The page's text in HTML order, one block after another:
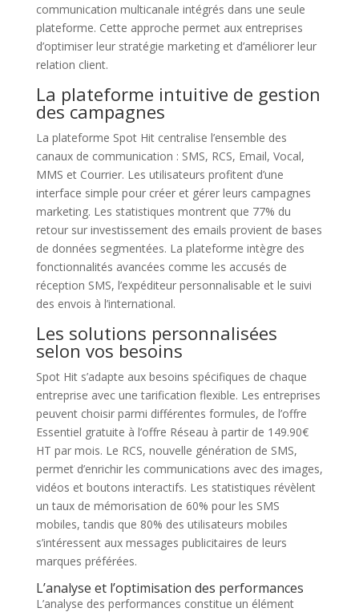
communication multicanale intégrés dans une seule
plateforme. Cette approche permet aux entreprises
d’optimiser leur stratégie marketing et d’améliorer leur
relation client.
La plateforme intuitive de gestion
des campagnes
La plateforme Spot Hit centralise l’ensemble des
canaux de communication : SMS, RCS, Email, Vocal,
MMS et Courrier. Les utilisateurs profitent d’une
interface simple pour créer et gérer leurs campagnes
marketing. Les statistiques montrent que 77% du
retour sur investissement des emails provient de bases
de données segmentées. La plateforme intègre des
fonctionnalités avancées comme les accusés de
réception SMS, l’expéditeur personnalisable et le suivi
des envois à l’international.
Les solutions personnalisées
selon vos besoins
Spot Hit s’adapte aux besoins spécifiques de chaque
entreprise avec une tarification flexible. Les entreprises
peuvent choisir parmi différentes formules, de l’offre
Essentiel gratuite à l’offre Réseau à partir de 149.90€
HT par mois. Le RCS, nouvelle génération de SMS,
permet d’enrichir les communications avec des images,
vidéos et boutons interactifs. Les statistiques révèlent
un taux de mémorisation de 60% pour les SMS
mobiles, tandis que 80% des utilisateurs mobiles
s’intéressent aux messages publicitaires de leurs
marques préférées.
L’analyse et l’optimisation des performances
L’analyse des performances constitue un élément